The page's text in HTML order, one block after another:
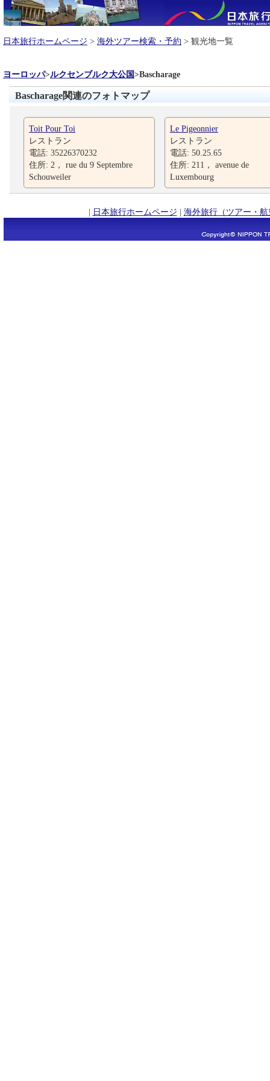
日本旅行ホームページ > 海外ツアー検索・予約 > 観光地一覧
ヨーロッパ>ルクセンブルク大公国>Bascharage
Bascharage関連のフォトマップ
Toit Pour Toi
レストラン
電話: 35226370232
住所: 2， rue du 9 Septembre
Schouweiler
Le Pigeonnier
レストラン
電話: 50.25.65
住所: 211， avenue de
Luxembourg
| 日本旅行ホームページ | 海外旅行（ツアー・航